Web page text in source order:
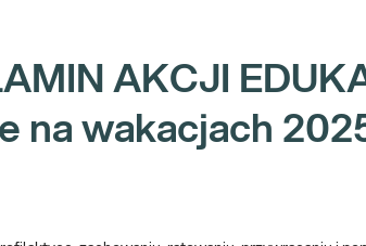
AKCJI
na wakacjach